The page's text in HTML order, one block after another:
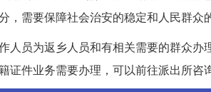
需要保障社会治安的稳定和人民群众
人员为返乡人员和有相关需要的群众
证件业务需要办理，可以前往派出所咨